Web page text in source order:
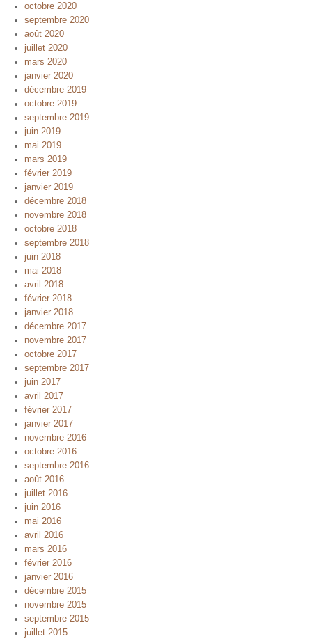
octobre 2020
septembre 2020
août 2020
juillet 2020
mars 2020
janvier 2020
décembre 2019
octobre 2019
septembre 2019
juin 2019
mai 2019
mars 2019
février 2019
janvier 2019
décembre 2018
novembre 2018
octobre 2018
septembre 2018
juin 2018
mai 2018
avril 2018
février 2018
janvier 2018
décembre 2017
novembre 2017
octobre 2017
septembre 2017
juin 2017
avril 2017
février 2017
janvier 2017
novembre 2016
octobre 2016
septembre 2016
août 2016
juillet 2016
juin 2016
mai 2016
avril 2016
mars 2016
février 2016
janvier 2016
décembre 2015
novembre 2015
septembre 2015
juillet 2015